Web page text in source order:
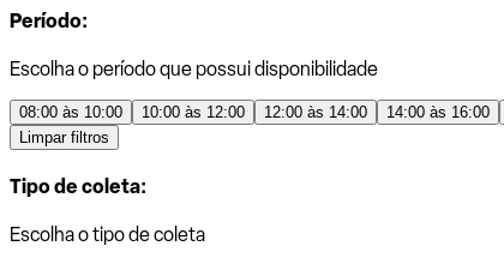
Período:
Escolha o período que possui disponibilidade
08:00 às 10:00 10:00 às 12:00 12:00 às 14:00 14:00 às 16:00
Limpar filtros
Tipo de coleta:
Escolha o tipo de coleta